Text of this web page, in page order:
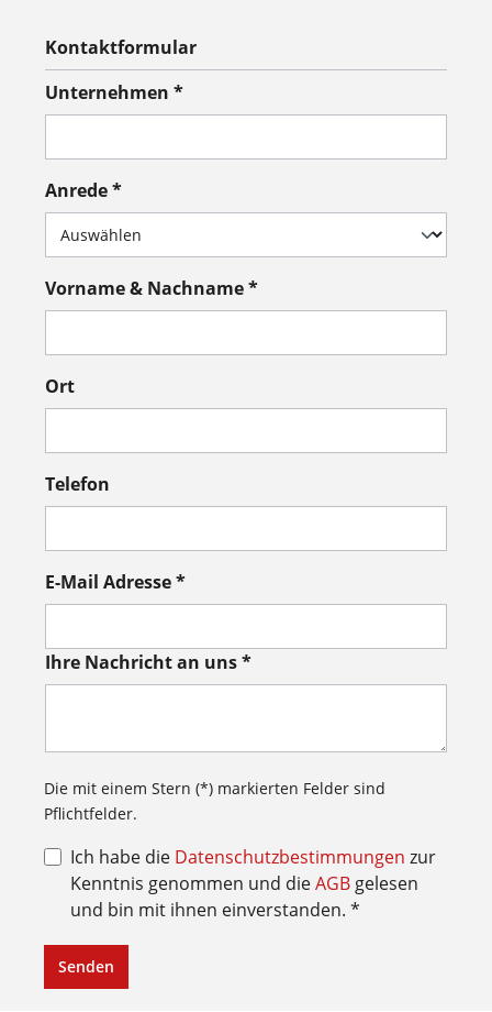
Kontaktformular
Unternehmen *
Anrede *
Vorname & Nachname *
Ort
Telefon
E-Mail Adresse *
Ihre Nachricht an uns *
Die mit einem Stern (*) markierten Felder sind
Pflichtfelder.
Ich habe die Datenschutzbestimmungen zur
Kenntnis genommen und dieAGB gelesen
und bin mit ihnen einverstanden. *
Senden